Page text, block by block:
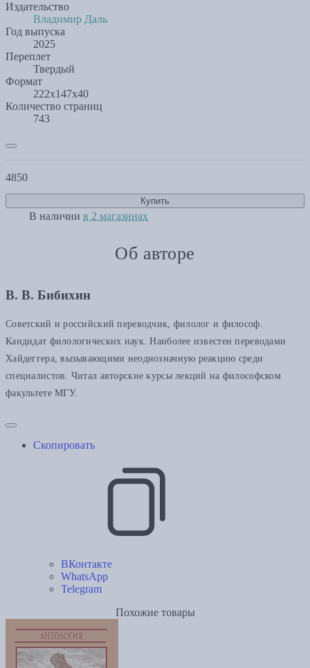
Издательство
Владимир Даль
Год выпуска
2025
Переплет
Твердый
Формат
222x147x40
Количество страниц
743
4850
Купить
В наличии в 2 магазинах
Об авторе
В. В. Бибихин
Советский и российский переводчик, филолог и философ.
Кандидат филологических наук. Наиболее известен переводами
Хайдеггера, вызывающими неоднозначную реакцию среди
специалистов. Читал авторские курсы лекций на философском
факультете МГУ.
Скопировать
ВКонтакте
WhatsApp
Telegram
Похожие товары